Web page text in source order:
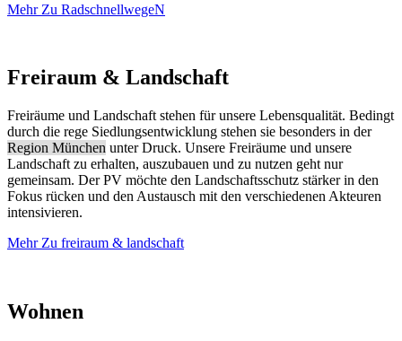
Mehr Zu RadschnellwegeN
Freiraum & Landschaft
Freiräume und Landschaft stehen für unsere Lebensqualität. Bedingt
durch die rege Siedlungsentwicklung stehen sie besonders in der
Region München unter Druck. Unsere Freiräume und unsere
Landschaft zu erhalten, auszubauen und zu nutzen geht nur
gemeinsam. Der PV möchte den Landschaftsschutz stärker in den
Fokus rücken und den Austausch mit den verschiedenen Akteuren
intensivieren.
Mehr Zu freiraum & landschaft
Wohnen